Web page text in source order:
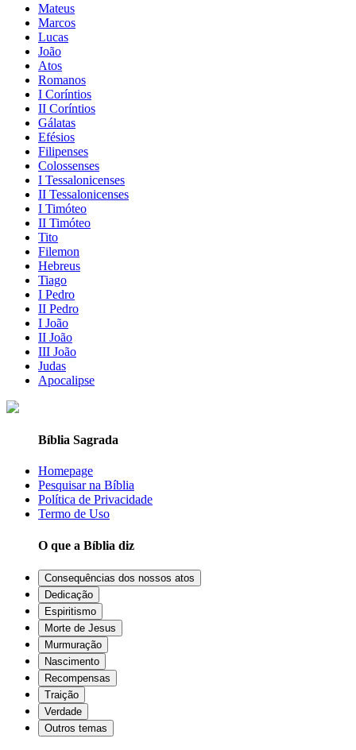
Mateus
Marcos
Lucas
João
Atos
Romanos
I Coríntios
II Coríntios
Gálatas
Efésios
Filipenses
Colossenses
I Tessalonicenses
II Tessalonicenses
I Timóteo
II Timóteo
Tito
Filemon
Hebreus
Tiago
I Pedro
II Pedro
I João
II João
III João
Judas
Apocalipse
Bíblia Sagrada
Homepage
Pesquisar na Bíblia
Política de Privacidade
Termo de Uso
O que a Bíblia diz
Consequências dos nossos atos
Dedicação
Espiritismo
Morte de Jesus
Murmuração
Nascimento
Recompensas
Traição
Verdade
Outros temas